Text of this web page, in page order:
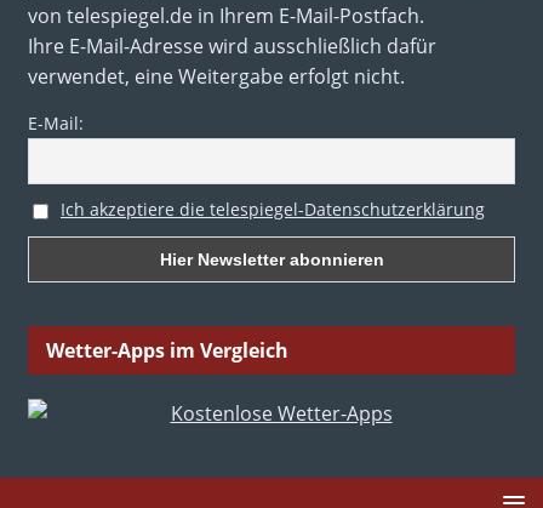
von telespiegel.de in Ihrem E-Mail-Postfach.
Ihre E-Mail-Adresse wird ausschließlich dafür
verwendet, eine Weitergabe erfolgt nicht.
E-Mail:
Ich akzeptiere die telespiegel-Datenschutzerklärung
Wetter-Apps im Vergleich